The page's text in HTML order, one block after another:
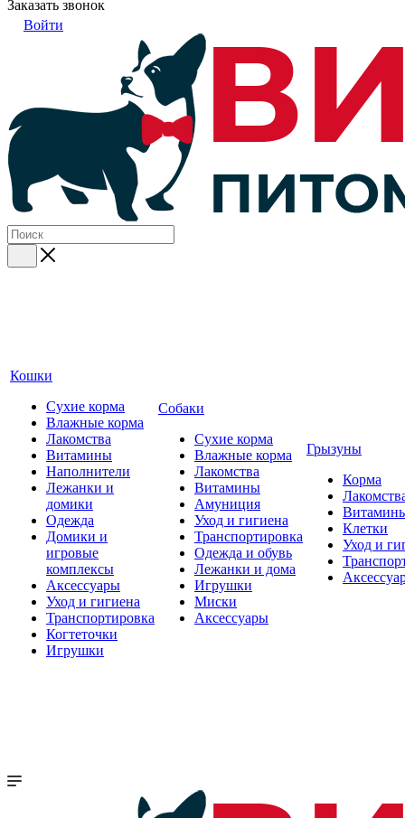
Заказать звонок
Войти
Кошки
Сухие корма
Влажные корма
Лакомства
Витамины
Наполнители
Лежанки и
домики
Одежда
Домики и
игровые
комплексы
Аксессуары
Уход и гигиена
Транспортировка
Когтеточки
Игрушки
Собаки
Сухие корма
Влажные корма
Лакомства
Витамины
Амуниция
Уход и гигиена
Транспортировка
Одежда и обувь
Лежанки и дома
Игрушки
Миски
Аксессуары
Грызуны
Корма
Клетки
Уход и